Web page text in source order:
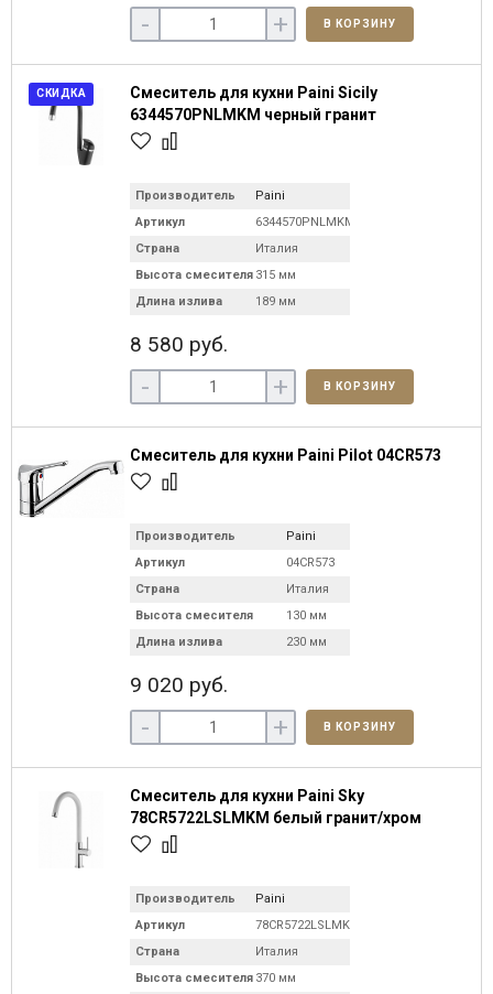
- + В КОРЗИНУ
СКИДКА
Смеситель для кухни Paini Sicily
6344570PNLMKM черный гранит
Производитель
Paini
Артикул
6344570PNLMKM
Страна
Италия
Высота смесителя 315 мм
Длина излива
189 мм
8 580 руб.
- + В КОРЗИНУ
Смеситель для кухни Paini Pilot 04CR573
Производитель
Paini
Артикул
04CR573
Страна
Италия
Высота смесителя
130 мм
Длина излива
230 мм
9 020 руб.
- + В КОРЗИНУ
Смеситель для кухни Paini Sky
78CR5722LSLMKM белый гранит/хром
Производитель
Paini
Артикул
78CR5722LSLMKM
Страна
Италия
Высота смесителя 370 мм